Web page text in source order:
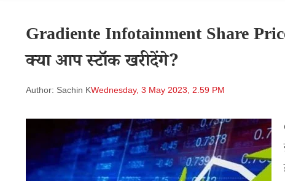
Gradiente Infotainment Share
क्या आप स्टॉक खरीदेंगे?
Author: Sachin KWednesday, 3 May 2023, 2.59 PM